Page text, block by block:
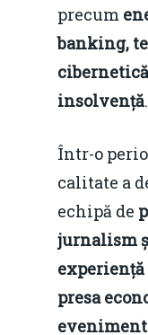
precum
banking,
insolvență.
Într-o
calitate a
echipă de
jurnalism
experiență
presa